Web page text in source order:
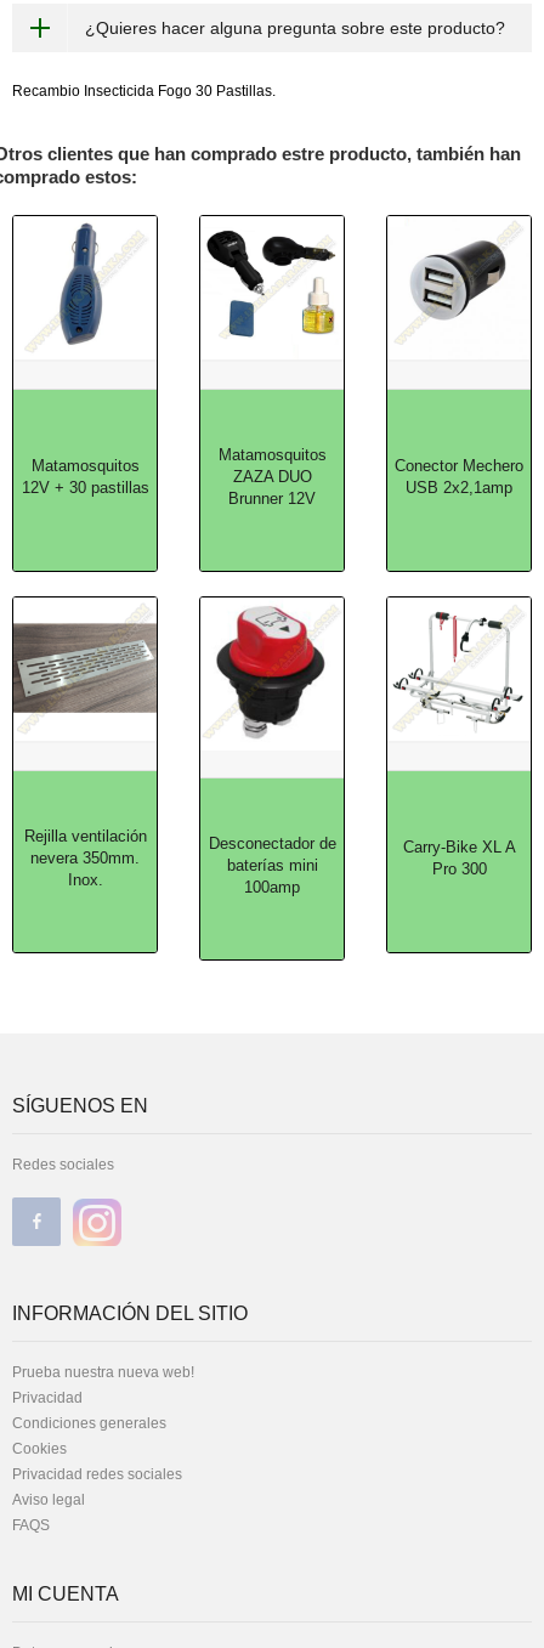
¿Quieres hacer alguna pregunta sobre este producto?
Recambio Insecticida Fogo 30 Pastillas.
clientes que han comprado estre producto, también han
estos:
Matamosquitos
12V + 30 pastillas
Matamosquitos
ZAZA DUO
Brunner 12V
Conector Mechero
USB 2x2,1amp
Rejilla ventilación
nevera 350mm.
Inox.
Desconectador de
baterías mini
100amp
Carry-Bike XL A
Pro 300
SÍGUENOS EN
Redes sociales
INFORMACIÓN DEL SITIO
Prueba nuestra nueva web!
Privacidad
Condiciones generales
Cookies
Privacidad redes sociales
Aviso legal
FAQS
MI CUENTA